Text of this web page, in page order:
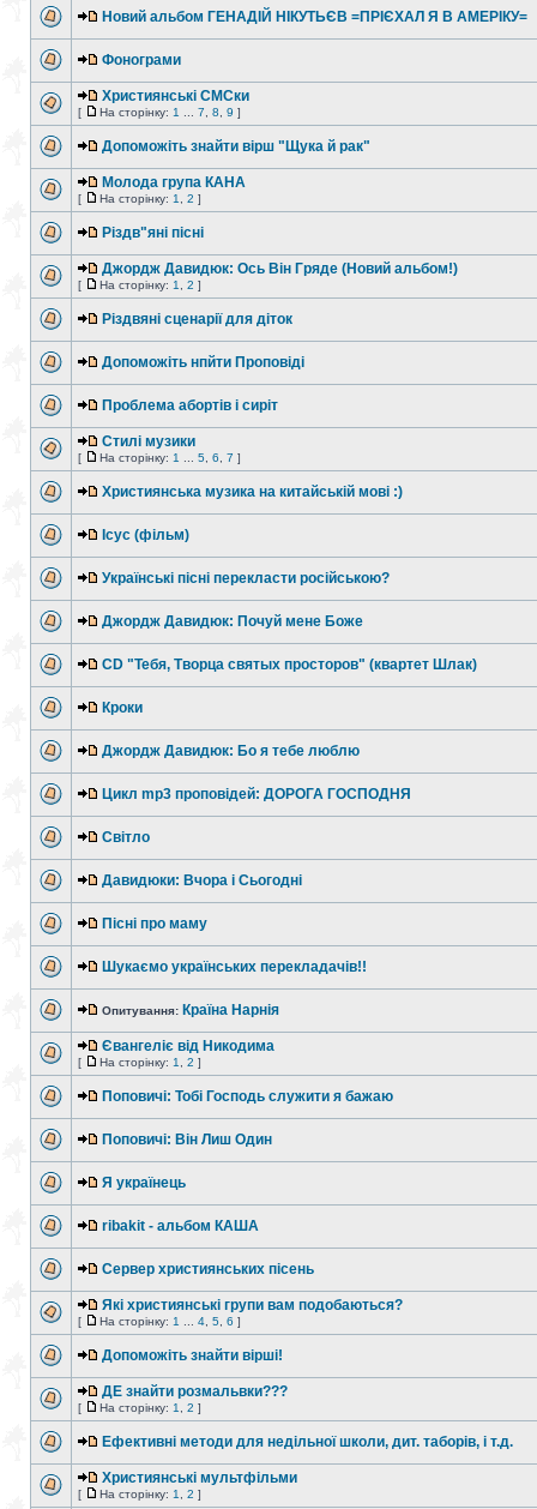
Новий альбом ГЕНАДІЙ НІКУТЬЄВ =ПРІЄХАЛ Я В АМЕРІКУ=
Фонограми
Християнські СМСки
[ На сторінку: 1 7 8 9 ]
Допоможіть знайти вірш "Щука й рак"
Молода група КАНА
[ На сторінку: 1 2 ]
Різдв"яні пісні
Джордж Давидюк: Ось Він Гряде (Новий альбом!)
[ На сторінку: 1 2 ]
Різдвяні сценарії для діток
Допоможіть нпйти Проповіді
Проблема абортів і сиріт
Стилі музики
[ На сторінку: 1 5 6 7 ]
Християнська музика на китайській мові :)
Ісус (фільм)
Українські пісні перекласти російською?
Джордж Давидюк: Почуй мене Боже
CD "Тебя, Творца святых просторов" (квартет Шлак)
Кроки
Джордж Давидюк: Бо я тебе люблю
Цикл mp3 проповідей: ДОРОГА ГОСПОДНЯ
Світло
Давидюки: Вчора і Сьогодні
Пісні про маму
Шукаємо українських перекладачів!!
Опитування: Країна Нарнія
Євангеліє від Никодима
[ На сторінку: 1 2 ]
Поповичі: Тобі Господь служити я бажаю
Поповичі: Він Лиш Один
Я українець
ribakit - альбом КАША
Сервер християнських пісень
Які християнські групи вам подобаються?
[ На сторінку: 1 4 5 6 ]
Допоможіть знайти вірші!
ДЕ знайти розмальвки???
[ На сторінку: 1 2 ]
Ефективні методи для недільної школи, дит. таборів, і т.д.
Християнські мультфільми
[ На сторінку: 1 2 ]